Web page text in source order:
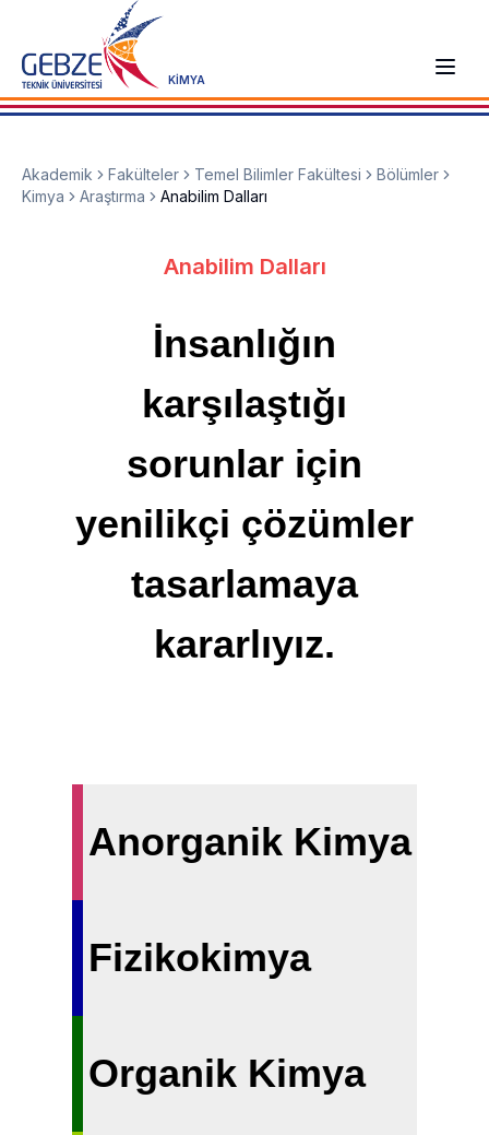
KİMYA
Akademik Fakülteler Temel Bilimler Fakültesi
Bölümler
Kimya
Araştırma Anabilim Dalları
Anabilim Dalları
İnsanlığın
karşılaştığı
sorunlar için
yenilikçi çözümler
tasarlamaya
kararlıyız.
Anorganik Kimya
Fizikokimya
Organik Kimya